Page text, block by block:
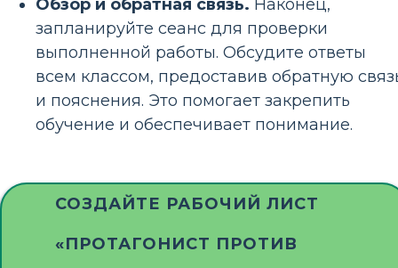
Обзор и обратная связь. Наконец,
запланируйте сеанс для проверки
выполненной работы. Обсудите ответы
всем классом, предоставив обратную
и пояснения. Это помогает закрепить
обучение и обеспечивает понимание.
СОЗДАЙТЕ РАБОЧИЙ ЛИСТ
«ПРОТАГОНИСТ ПРОТИВ